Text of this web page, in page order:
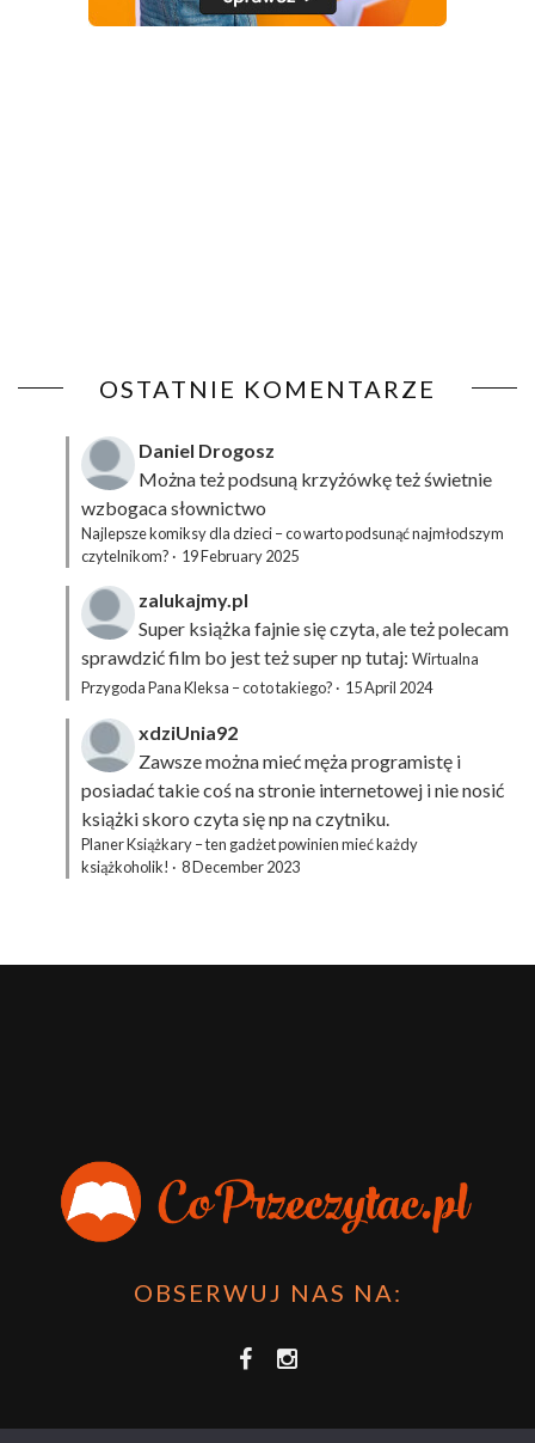
OSTATNIE KOMENTARZE
Daniel Drogosz
Można też podsuną krzyżówkęteż świetnie
wzbogaca słownictwo
Najlepsze komiksy dla dzieci – co warto podsunąć najmłodszym
czytelnikom? · 19 February 2025
zalukajmy.pl
Super książka fajnie się czyta, ale też polecam
sprawdzić film bo jest też super np tutaj: Wirtualna
Przygoda Pana Kleksa – co to takiego? · 15 April 2024
xdziUnia92
Zawsze można mieć męża programistę i
posiadać takie coś na stronie internetowej i nie nosić
książki skoro czyta się np na czytniku.
Planer Książkary – ten gadżet powinien mieć każdy
książkoholik! · 8 December 2023
OBSERWUJ NAS NA: